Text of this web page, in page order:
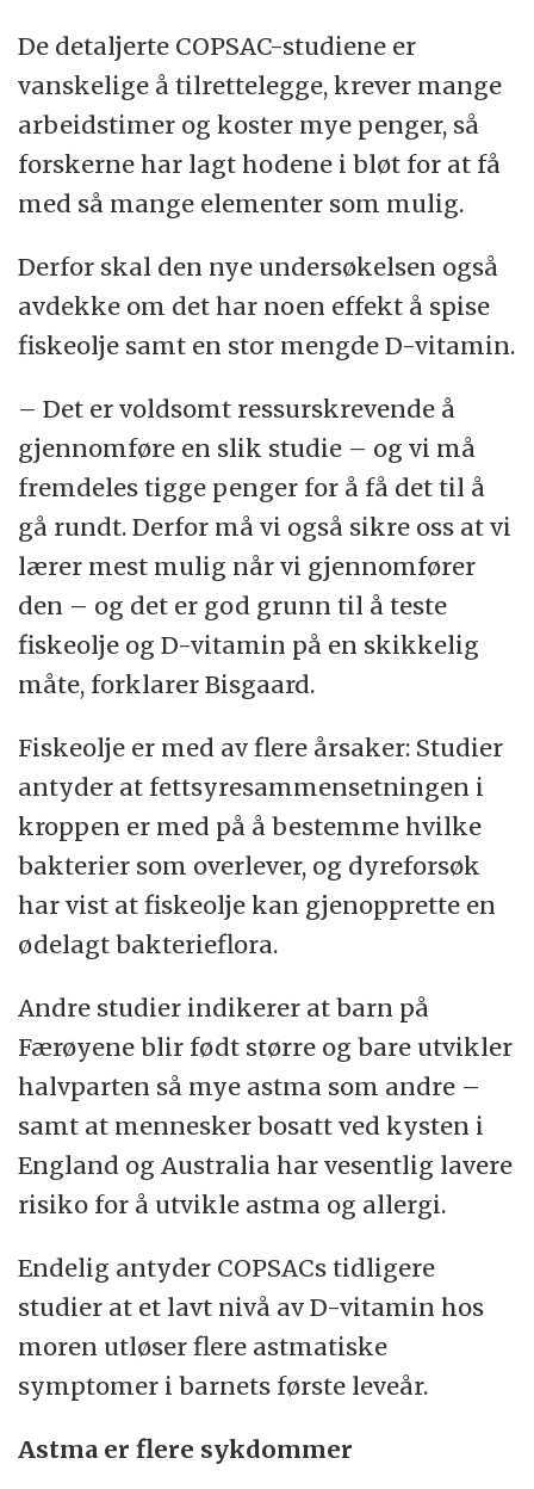
De detaljerte COPSAC-studiene er
vanskelige å tilrettelegge, krever mange
arbeidstimer og koster mye penger, så
forskerne har lagt hodene i bløt for at få
med så mange elementer som mulig.
Derfor skal den nye undersøkelsen også
avdekke om det har noen effekt å spise
fiskeolje samt en stor mengde D-vitamin.
– Det er voldsomt ressurskrevende å
gjennomføre en slik studie – og vi må
fremdeles tigge penger for å få det til å
gå rundt. Derfor må vi også sikre oss at vi
lærer mest mulig når vi gjennomfører
den – og det er god grunn til å teste
fiskeolje og D-vitamin på en skikkelig
måte, forklarer Bisgaard.
Fiskeolje er med av flere årsaker: Studier
antyder at fettsyresammensetningen i
kroppen er med på å bestemme hvilke
bakterier som overlever, og dyreforsøk
har vist at fiskeolje kan gjenopprette en
ødelagt bakterieflora.
Andre studier indikerer at barn på
Færøyene blir født større og bare utvikler
halvparten så mye astma som andre –
samt at mennesker bosatt ved kysten i
England og Australia har vesentlig lavere
risiko for å utvikle astma og allergi.
Endelig antyder COPSACs tidligere
studier at et lavt nivå av D-vitamin hos
moren utløser flere astmatiske
symptomer i barnets første leveår.
Astma er flere sykdommer